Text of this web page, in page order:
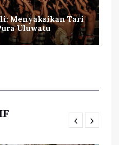
Menyaksikan Tari
Uluwatu